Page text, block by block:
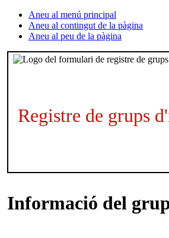
Aneu al menú principal
Aneu al contingut de la pàgina
Aneu al peu de la pàgina
Registre de grups
Informació del